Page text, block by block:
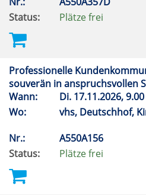
Status:
Plätze frei
Professionelle
souverän in anspruchsvollen
Wann:
Di. 17.11.2026,
Wo:
vhs, Deutschhof,
Nr.:
A550A156
Status:
Plätze frei